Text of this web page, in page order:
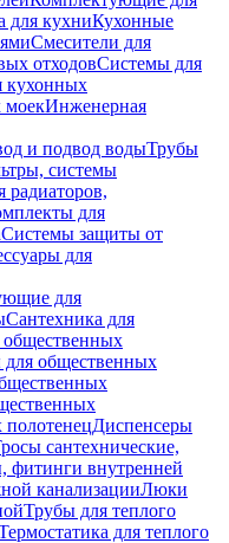
для кухниКухонные
Смесители для
отходовСистемы для
кухонных
моекИнженерная
и подвод водыТрубы
системы
для
Системы защиты от
для
для
Сантехника для
общественных
для общественных
Диспенсеры
сантехнические,
фитинги внутренней
канализацииЛюки
Трубы для теплого
для теплого